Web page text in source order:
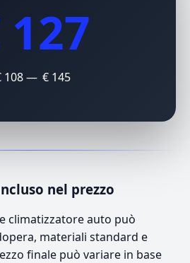
127
108 — € 145
nel prezzo
climatizzatore auto può
materiali standard e
finale può variare in base